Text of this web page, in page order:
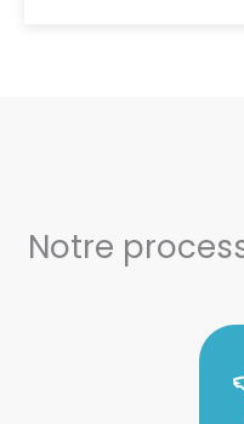
Notre